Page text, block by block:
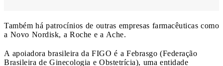
Também há patrocínios de outras empresas farmacêuticas como
a Novo Nordisk, a Roche e a Ache.
A apoiadora brasileira da FIGO é a Febrasgo (Federação
Brasileira de Ginecologia e Obstetrícia), uma entidade